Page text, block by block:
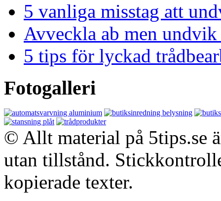
5 vanliga misstag att
Avveckla ab men
5 tips för lyckad
Fotogalleri
© Allt material på 5tips.se
utan tillstånd.
kopierade texter.